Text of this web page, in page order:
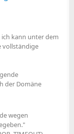
kann unter dem
vollständige
der Domäne
wegen